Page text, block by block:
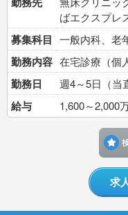
ばエクスプレ
募集科目 一般内科、老
勤務内容 在宅診療（個
勤務日 週4～5日（当
給与 1,600～2,000
求